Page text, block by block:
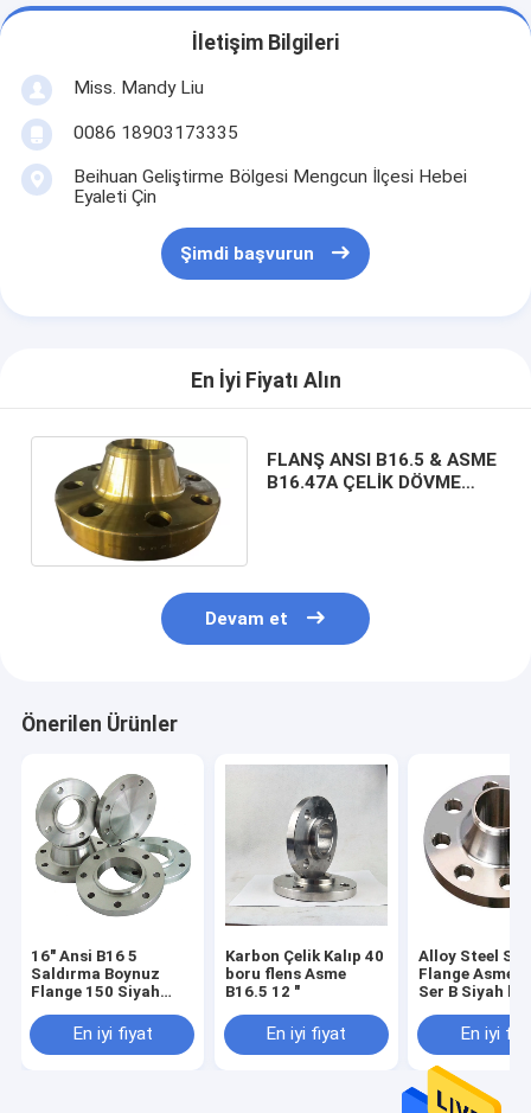
İletişim Bilgileri
Miss. Mandy Liu
0086 18903173335
Beihuan Geliştirme Bölgesi Mengcun İlçesi Hebei
Eyaleti Çin
Şimdi başvurun
En İyi Fiyatı Alın
FLANŞ ANSI B16.5 & ASME
B16.47A ÇELİK DÖVME
Devam et
Önerilen Ürünler
16" Ansi B16 5
Saldırma Boynuz
Flange 150 Siyah
En iyi fiyat
Karbon Çelik Kalıp 40
boru flens Asme
B16.5 12 "
En iyi fiyat
Alloy Steel
Flange Asme
Ser B Siyah
En iyi